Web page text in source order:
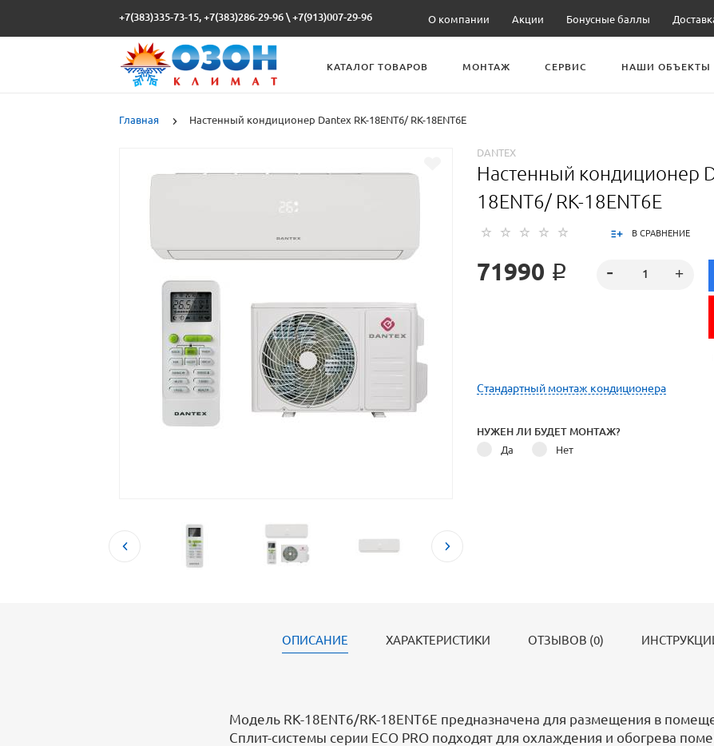
+7(383)335-73-15, +7(383)286-29-96 \+7(913)007-29-96 О компании Акции Бонусные баллы
КАТАЛОГ ТОВАРОВ МОНТАЖ СЕРВИС НАШИ ОБЪЕКТЫ
Главная Настенный кондиционер Dantex RK-18ENT6/ RK-18ENT6E
DANTEX
Настенный кондиционер
18ENT6/ RK-18ENT6E
В СРАВНЕНИЕ
71990 ₽
Стандартный монтаж кондиционера
НУЖЕН ЛИ БУДЕТ МОНТАЖ?
Да
Нет
ОПИСАНИЕ ХАРАКТЕРИСТИКИ ОТЗЫВОВ (0)
Модель RK-18ENT6/RK-18ENT6E предназначена для размещения в
Сплит-системы серии ECO PRO подходят для охлаждения и обогрева